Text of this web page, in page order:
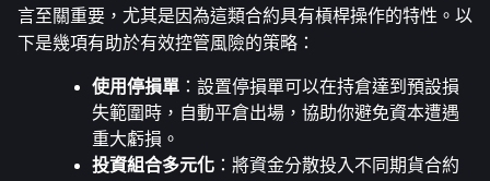
言至關重要，尤其是因為這類合約具有槓桿操作的特性。以
下是幾項有助於有效控管風險的策略：
使用停損單 ：設置停損單可以在持倉達到預設損
失範圍時，自動平倉出場，協助你避免資本遭遇
重大虧損。
投資組合多元化 ：將資金分散投入不同期貨合約